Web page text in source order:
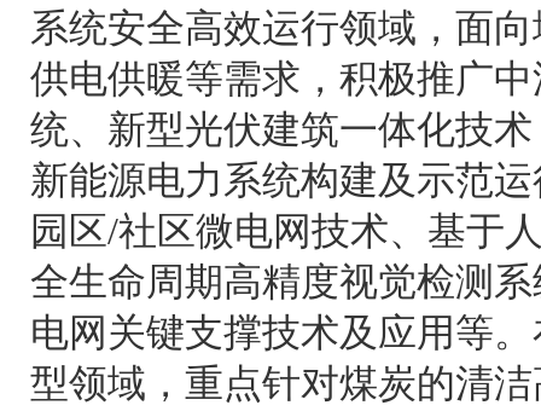
系统安全高效运行领域，面
供电供暖等需求，积极推广
统、新型光伏建筑一体化技
新能源电力系统构建及示范
园区/社区微电网技术、基于
全生命周期高精度视觉检测
电网关键支撑技术及应用等
型领域，重点针对煤炭的清